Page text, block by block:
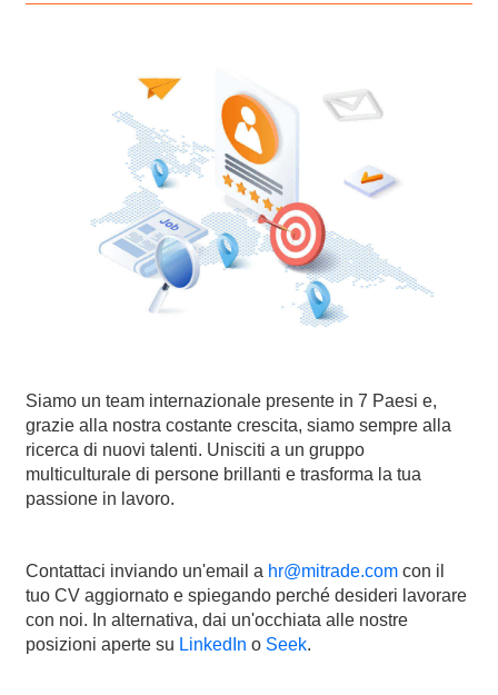
Siamo un team internazionale presente in 7 Paesi e,
grazie alla nostra costante crescita, siamo sempre alla
ricerca di nuovi talenti. Unisciti a un gruppo
multiculturale di persone brillanti e trasforma la tua
passione in lavoro.
Contattaci inviando un'email a hr@mitrade.comcon il
tuo CV aggiornato e spiegando perché desideri lavorare
con noi. In alternativa, dai un'occhiata alle nostre
posizioni aperte su LinkedIn o Seek.